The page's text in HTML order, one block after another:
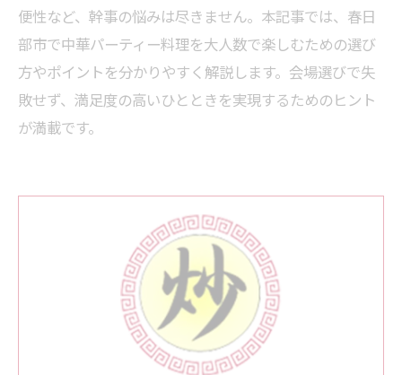
便性など、幹事の悩みは尽きません。本記事では、春日
部市で中華パーティー料理を大人数で楽しむための選び
方やポイントを分かりやすく解説します。会場選びで失
敗せず、満足度の高いひとときを実現するためのヒント
が満載です。